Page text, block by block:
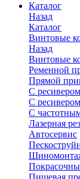
Каталог
Назад
Каталог
Винтовые
Назад
Винтовые
Ременной
Прямой
С ресивером
С
С
Лазерная
Автосервис
Пищевая